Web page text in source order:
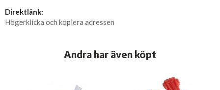
Direktlänk:
Högerklicka och kopiera adressen
Andra har även köpt